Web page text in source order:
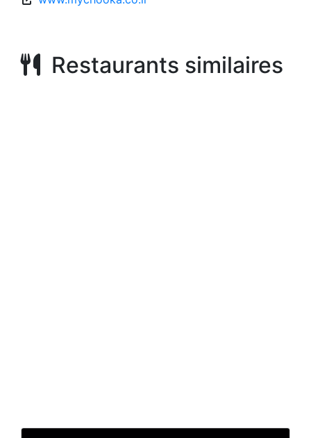
Restaurants similaires